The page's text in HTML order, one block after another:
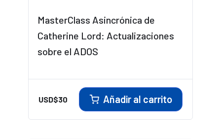
MasterClass Asincrónica de
Catherine Lord: Actualizaciones
sobre el ADOS
USD$30 Añadir al carrito